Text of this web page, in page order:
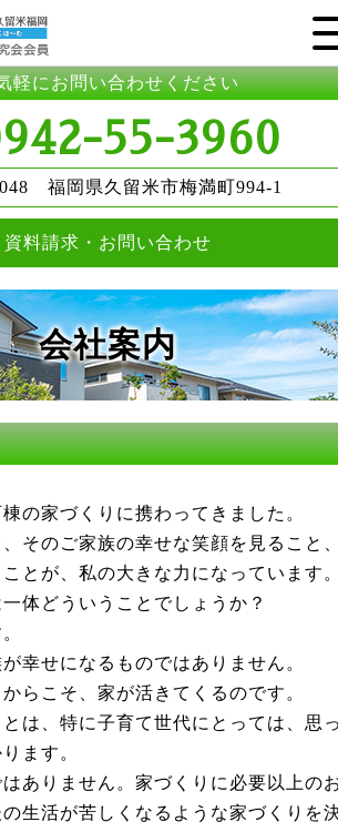
軽にお問い合わせください
55-3960
福岡県久留米市梅満町994-1
資料請求・お問い合わせ
会社案内
の家づくりに携わってきました。
そのご家族の幸せな笑顔を 見ること
とが、私の大 きな力になっています
体どういうことでしょうか？
幸せになるものではありま せん。
らこそ、家が活きてくるのです。
は、特に子育て世代にとっては、思
ます。
ありません。家づくりに必要以上の
生活が苦しくなるような家づくりを